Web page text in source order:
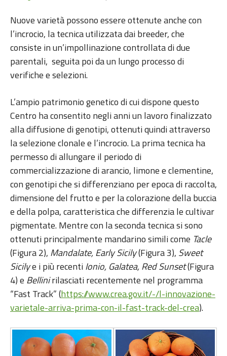
Nuove varietà possono essere ottenute anche con
l’incrocio, la tecnica utilizzata dai breeder, che
consiste in un’impollinazione controllata di due
parentali, seguita poi da un lungo processo di
verifiche e selezioni.
L’ampio patrimonio genetico di cui dispone questo
Centro ha consentito negli anni un lavoro finalizzato
alla diffusione di genotipi, ottenuti quindi attraverso
la selezione clonale e l’incrocio. La prima tecnica ha
permesso di allungare il periodo di
commercializzazione di arancio, limone e clementine,
con genotipi che si differenziano per epoca di raccolta,
dimensione del frutto e per la colorazione della buccia
e della polpa, caratteristica che differenzia le cultivar
pigmentate. Mentre con la seconda tecnica si sono
ottenuti principalmente mandarino simili come Tacle
(Figura 2), Mandalate, Early Sicily(Figura 3), Sweet
Sicilye i più recentiIonio, Galatea, Red Sunset(Figura
4) e Bellinirilasciati recentemente nel programma
“Fast Track” (https://www.crea.gov.it/-/l-innovazione-
varietale-arriva-prima-con-il-fast-track-del-crea).